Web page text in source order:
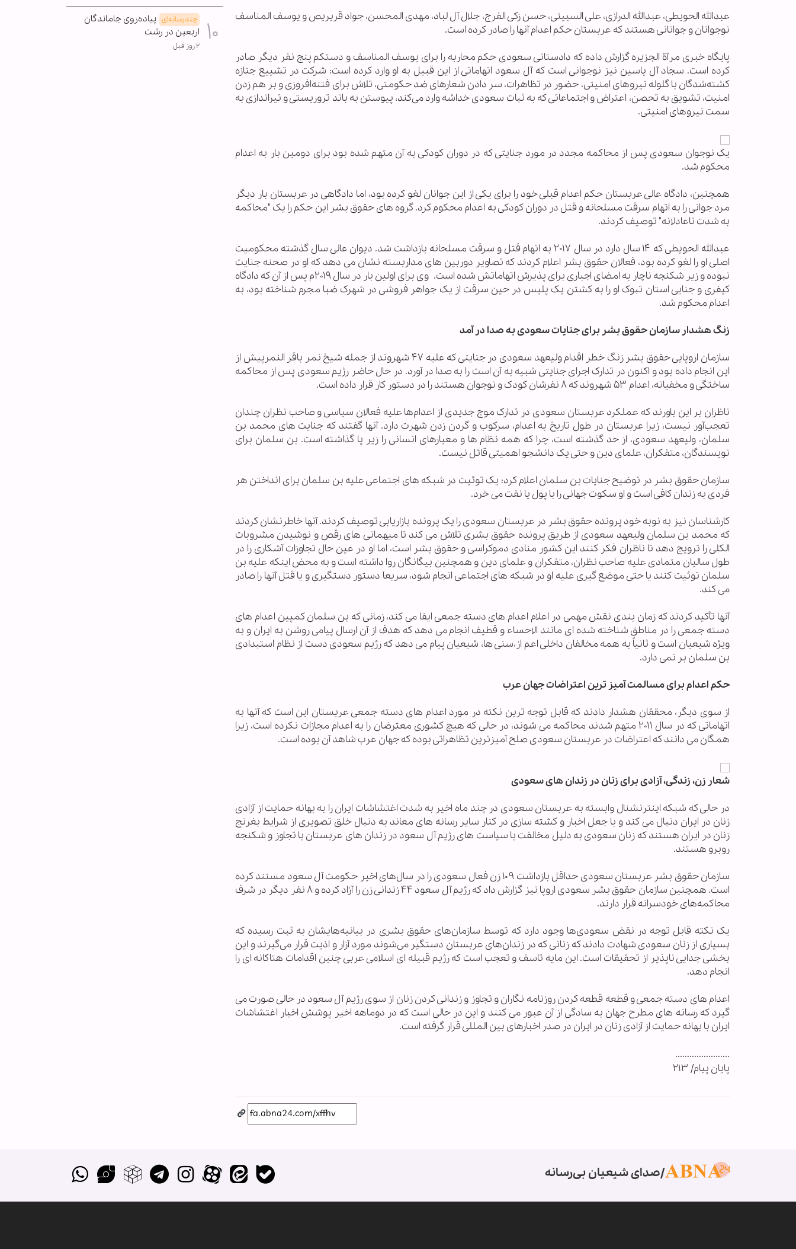
عبدالله الحویطی، عبدالله الدرازی، علی السبیتی، حسن زکی الفرج، جلال آل لباد، مهدی المحسن، جواد قریریص و یوسف المناسف
نوجوانان و جوانانی هستند که عربستان حکم اعدام آنها را صادر کرده است.
پایگاه خبری مرآة الجزیره گزارش داده که دادستانی سعودی حکم محاربه را برای یوسف المناسف و دستکم پنج نفر دیگر صادر
کرده است. سجاد آل یاسین نیز نوجوانی است که آل سعود اتهاماتی از این قبیل به او وارد کرده است: شرکت در تشییع جنازه
کشته‌شدگان با گلوله نیروهای امنیتی، حضور در تظاهرات، سر دادن شعارهای ضد حکومتی، تلاش برای فتنه‌افروزی و بر هم زدن
امنیت، تشویق به تحصن، اعتراض و اجتماعاتی که به ثبات سعودی خداشه وارد می‌کند، پیوستن به باند تروریستی و تیراندازی به
سمت نیروهای امنیتی.
یک نوجوان سعودی پس از محاکمه مجدد در مورد جنایتی که در دوران کودکی به آن متهم شده بود برای دومین بار به اعدام
محکوم شد.
همچنین، دادگاه عالی عربستان حکم اعدام قبلی خود را برای یکی از این جوانان لغو کرده بود، اما دادگاهی در عربستان بار دیگر
مرد جوانی را به اتهام سرقت مسلحانه و قتل در دوران کودکی به اعدام محکوم کرد. گروه های حقوق بشر این حکم را یک "محاکمه
به شدت ناعادلانه" توصیف کردند.
عبدالله الحویطی که ۱۴ سال دارد در سال ۲۰۱۷ به اتهام قتل و سرقت مسلحانه بازداشت شد. دیوان عالی سال گذشته محکومیت
اصلی او را لغو کرده بود، فعالان حقوق بشر اعلام کردند که تصاویر دوربین های مداربسته نشان می دهد که او در صحنه جنایت
نبوده و زیر شکنجه ناچار به امضای اجباری برای پذیرش اتهاماتش شده است. وی برای اولین بار در سال ۲۰۱۹م پس از آن که دادگاه
کیفری و جنایی استان تبوک او را به کشتن یک پلیس در حین سرقت از یک جواهر فروشی در شهرک ضبا مجرم شناخته بود، به
اعدام محکوم شد.
زنگ هشدار سازمان حقوق بشر برای جنایات سعودی به صدا در آمد
سازمان اروپایی حقوق بشر زنگ خطر اقدام ولیعهد سعودی در جنایتی که علیه ۴۷ شهروند از جمله شیخ نمر باقر النمرپیش از
این انجام داده بود و اکنون در تدارک اجرای جنایتی شبیه به آن است را به صدا در آورد. در حال حاضر رژیم سعودی پس از محاکمه
ساختگی و مخفیانه، اعدام ۵۳ شهروند که ۸ نفرشان کودک و نوجوان هستند را در دستور کار قرار داده است.
ناظران بر این باورند که عملکرد عربستان سعودی در تدارک موج جدیدی از اعدام‌ها علیه فعالان سیاسی و صاحب نظران چندان
تعجب‌آور نیست، زیرا عربستان در طول تاریخ به اعدام، سرکوب و گردن زدن شهرت دارد. آنها گفتند که جنایت های محمد بن
سلمان، ولیعهد سعودی، از حد گذشته است، چرا که همه نظام ها و معیارهای انسانی را زیر پا گذاشته است. بن سلمان برای
نویسندگان، متفکران، علمای دین و حتی یک دانشجو اهمیتی قائل نیست.
سازمان حقوق بشر در توضیح جنایات بن سلمان اعلام کرد: یک توئیت در شبکه های اجتماعی علیه بن سلمان برای انداختن هر
فردی به زندان کافی است و او سکوت جهانی را با پول یا نفت می خرد.
کارشناسان نیز به نوبه خود پرونده حقوق بشر در عربستان سعودی را یک پرونده بازاریابی توصیف کردند. آنها خاطرنشان کردند
که محمد بن سلمان ولیعهد سعودی از طریق پرونده حقوق بشری تلاش می کند تا میهمانی های رقص و نوشیدن مشروبات
الکلی را ترویج دهد تا ناظران فکر کنند این کشور منادی دموکراسی و حقوق بشر است، اما او در عین حال تجاوزات آشکاری را در
طول سالیان متمادی علیه صاحب نظران، متفکران و علمای دین و همچنین بیگانگان روا داشته است و به محض اینکه علیه بن
سلمان توئیت کنند یا حتی موضع گیری علیه او در شبکه های اجتماعی انجام شود، سریعا دستور دستگیری و یا قتل آنها را صادر
می کند.
آنها تأکید کردند که زمان بندی نقش مهمی در اعلام اعدام های دسته جمعی ایفا می کند، زمانی که بن سلمان کمپین اعدام های
دسته جمعی را در مناطق شناخته شده ای مانند الاحساء و قطیف انجام می دهد که هدف از آن ارسال پیامی روشن به ایران و به
ویژه شیعیان است و ثانیاً به همه مخالفان داخلی اعم از،سنی ها، شیعیان پیام می دهد که رژیم سعودی دست از نظام استبدادی
بن سلمان بر نمی دارد.
حکم اعدام برای مسالمت آمیز ترین اعتراضات جهان عرب
از سوی دیگر، محققان هشدار دادند که قابل توجه ترین نکته در مورد اعدام های دسته جمعی عربستان این است که آنها به
اتهاماتی که در سال ۲۰۱۱ متهم شدند محاکمه می شوند، در حالی که هیچ کشوری معترضان را به اعدام مجازات نکرده است، زیرا
همگان می دانند که اعتراضات در عربستان سعودی صلح آمیزترین تظاهراتی بوده که جهان عرب شاهد آن بوده است.
شعار زن، زندگی، آزادی برای زنان در زندان های سعودی
در حالی که شبکه اینترنشنال وابسته به عربستان سعودی در چند ماه اخیر به شدت اغتشاشات ایران را به بهانه حمایت از آزادی
زنان در ایران دنبال می کند و با جعل اخبار و کشته سازی در کنار سایر رسانه های معاند به دنبال خلق تصویری از شرایط بغرنج
زنان در ایران هستند که زنان سعودی به دلیل مخالفت با سیاست های رژیم آل سعود در زندان های عربستان با تجاوز و شکنجه
روبرو هستند.
سازمان حقوق بشر عربستان سعودی حداقل بازداشت ۱۰۹ زن فعال سعودی را در سال‌های اخیر حکومت آل سعود مستند کرده
است. همچنین سازمان حقوق بشر سعودی اروپا نیز گزارش داد که رژیم آل سعود ۴۴ زندانی زن را آزاد کرده و ۸ نفر دیگر در شرف
محاکمه‌های خودسرانه قرار دارند.
یک نکته قابل توجه در نقض سعودی‌ها وجود دارد که توسط سازمان‌های حقوق بشری در بیانیه‌هایشان به ثبت رسیده که
بسیاری از زنان سعودی شهادت دادند که زنانی که در زندان‌های عربستان دستگیر می‌شوند مورد آزار و اذیت قرار می‌گیرند و این
بخشی جدایی ناپذیر از تحقیقات است. این مایه تاسف و تعجب است که رژیم قبیله ای اسلامی عربی چنین اقدامات هتاکانه ای را
انجام دهد.
اعدام های دسته جمعی و قطعه قطعه کردن روزنامه نگاران و تجاوز و زندانی کردن زنان از سوی رژیم آل سعود در حالی صورت می
گیرد که رسانه های مطرح جهان به سادگی از آن عبور می کنند و این در حالی است که در دوماهه اخیر پوشش اخبار اغتشاشات
ایران با بهانه حمایت از آزادی زنان در ایران در صدر اخبارهای بین المللی قرار گرفته است.
.......................
پايان پيام/ ۲۱۳
چندرسانه‌ای پیاده‌روی جاماندگان
اربعین در رشت
۲ روز قبل
صدای شیعیان بی‌رسانه